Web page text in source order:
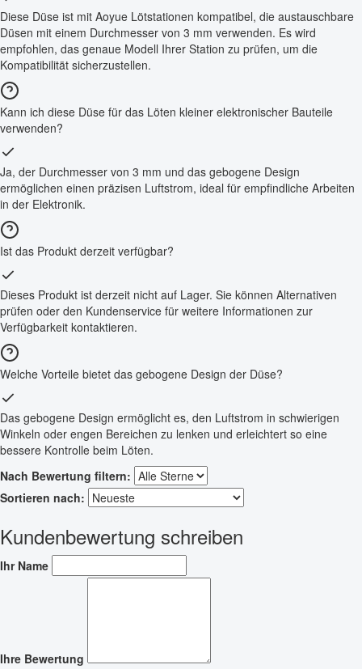
Diese Düse ist mit Aoyue Lötstationen kompatibel, die austauschbare
Düsen mit einem Durchmesser von 3 mm verwenden. Es wird
empfohlen, das genaue Modell Ihrer Station zu prüfen, um die
Kompatibilität sicherzustellen.
Kann ich diese Düse für das Löten kleiner elektronischer Bauteile
verwenden?
Ja, der Durchmesser von 3 mm und das gebogene Design
ermöglichen einen präzisen Luftstrom, ideal für empfindliche Arbeiten
in der Elektronik.
Ist das Produkt derzeit verfügbar?
Dieses Produkt ist derzeit nicht auf Lager. Sie können Alternativen
prüfen oder den Kundenservice für weitere Informationen zur
Verfügbarkeit kontaktieren.
Welche Vorteile bietet das gebogene Design der Düse?
Das gebogene Design ermöglicht es, den Luftstrom in schwierigen
Winkeln oder engen Bereichen zu lenken und erleichtert so eine
bessere Kontrolle beim Löten.
Nach Bewertung filtern:
Sortieren nach:
Kundenbewertung schreiben
Ihr Name
Ihre Bewertung